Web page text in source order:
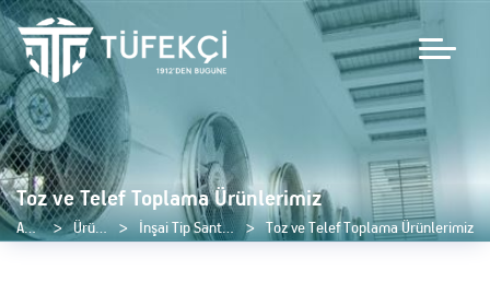
Toz ve Telef Toplama Ürünlerimiz
Anasayfa Ürünlerimiz İnşai Tip Santral Ürünlerimiz Toz ve Telef Toplama Ürünlerimiz